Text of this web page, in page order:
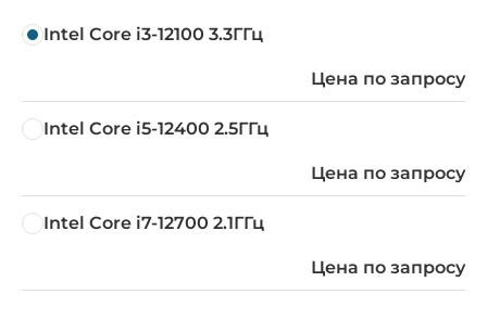
Intel Core i3-12100 3.3ГГц
Цена по запросу
Intel Core i5-12400 2.5ГГц
Цена по запросу
Intel Core i7-12700 2.1ГГц
Цена по запросу